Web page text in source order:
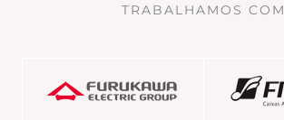
TRABALHAMOS COM